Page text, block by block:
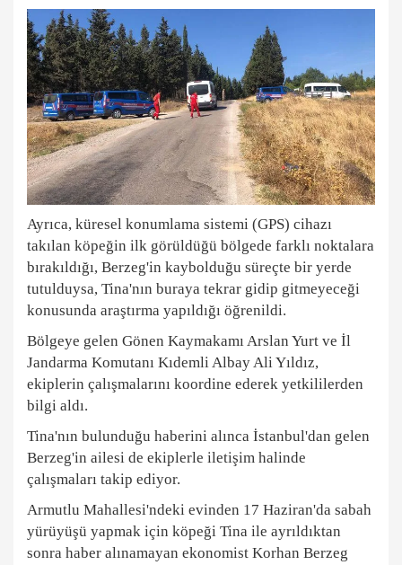
Ayrıca, küresel konumlama sistemi (GPS) cihazı
takılan köpeğin ilk görüldüğü bölgede farklı noktalara
bırakıldığı, Berzeg'in kaybolduğu süreçte bir yerde
tutulduysa, Tina'nın buraya tekrar gidip gitmeyeceği
konusunda araştırma yapıldığı öğrenildi.
Bölgeye gelen Gönen Kaymakamı Arslan Yurt ve İl
Jandarma Komutanı Kıdemli Albay Ali Yıldız,
ekiplerin çalışmalarını koordine ederek yetkililerden
bilgi aldı.
Tina'nın bulunduğu haberini alınca İstanbul'dan gelen
Berzeg'in ailesi de ekiplerle iletişim halinde
çalışmaları takip ediyor.
Armutlu Mahallesi'ndeki evinden 17 Haziran'da sabah
yürüyüşü yapmak için köpeği Tina ile ayrıldıktan
sonra haber alınamayan ekonomist Korhan Berzeg